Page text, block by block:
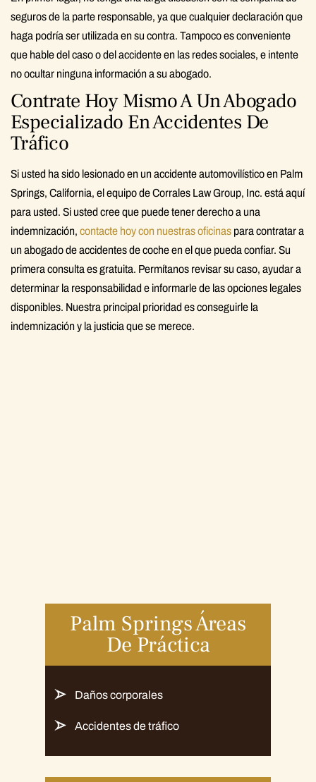
seguros de la parte responsable, ya que cualquier declaración que
haga podría ser utilizada en su contra. Tampoco es conveniente
que hable del caso o del accidente en las redes sociales, e intente
no ocultar ninguna información a su abogado.
Contrate Hoy Mismo A Un Abogado
Especializado En Accidentes De
Tráfico
Si usted ha sido lesionado en un accidente automovilístico en Palm
Springs, California, el equipo de Corrales Law Group, Inc. está aquí
para usted. Si usted cree que puede tener derecho a una
indemnización, contacte hoy con nuestras oficinas para contratar a
un abogado de accidentes de coche en el que pueda confiar. Su
primera consulta es gratuita. Permítanos revisar su caso, ayudar a
determinar la responsabilidad e informarle de las opciones legales
disponibles. Nuestra principal prioridad es conseguirle la
indemnización y la justicia que se merece.
Palm Springs Áreas
De Práctica
Daños corporales
Accidentes de tráfico